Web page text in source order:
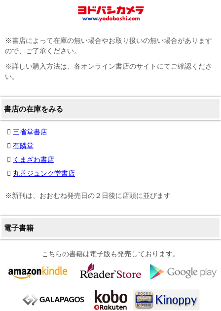
※書店によって在庫の無い場合やお取り扱いの無い場合があります
ので、ご了承ください。
※詳しい購入方法は、各オンライン書店のサイトにてご確認くださ
い。
書店の在庫をみる
三省堂書店
有隣堂
くまざわ書店
丸善ジュンク堂書店
※新刊は、おおむね発売日の２日後に店頭に並びます
電子書籍
こちらの書籍は電子版も発売しております。